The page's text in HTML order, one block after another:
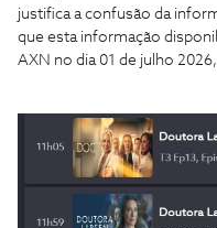
justifica a confusão da
que esta informação
AXN no dia 01 de julho